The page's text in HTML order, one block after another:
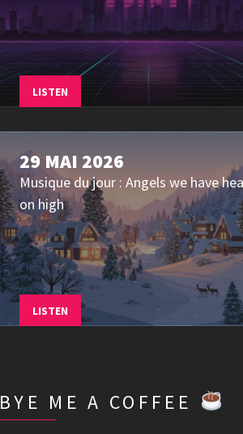
LISTEN
29 MAI 2026
Musique du jour : Angels we have
on high
LISTEN
BYE ME A COFFEE